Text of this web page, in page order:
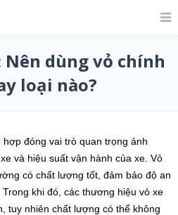
Nên dùng vỏ chính
loại nào?
hợp đóng vai trò quan trọng ảnh
và hiệu suất vận hành của xe. Vỏ
có chất lượng tốt, đảm bảo độ an
khi đó, các thương hiệu vỏ xe
tuy nhiên chất lượng có thể không